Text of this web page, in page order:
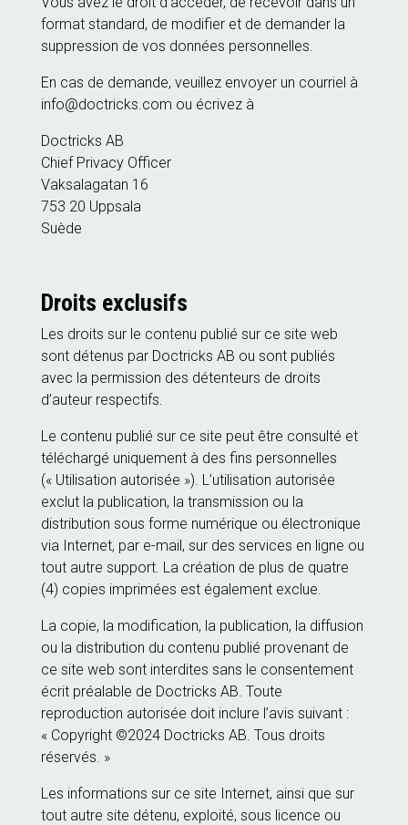
format standard, de modifier et de demander la
suppression de vos données personnelles.
En cas de demande, veuillez envoyer un courriel à
info@doctricks.com ou écrivez à
Doctricks AB
Chief Privacy Officer
Vaksalagatan 16
753 20 Uppsala
Suède
Droits exclusifs
Les droits sur le contenu publié sur ce site web
sont détenus par Doctricks AB ou sont publiés
avec la permission des détenteurs de droits
d’auteur respectifs.
Le contenu publié sur ce site peut être consulté et
téléchargé uniquement à des fins personnelles
(« Utilisation autorisée »). L’utilisation autorisée
exclut la publication, la transmission ou la
distribution sous forme numérique ou électronique
via Internet, par e-mail, sur des services en ligne ou
tout autre support. La création de plus de quatre
(4) copies imprimées est également exclue.
La copie, la modification, la publication, la diffusion
ou la distribution du contenu publié provenant de
ce site web sont interdites sans le consentement
écrit préalable de Doctricks AB. Toute
reproduction autorisée doit inclure l’avis suivant :
« Copyright ©2024 Doctricks AB. Tous droits
réservés. »
Les informations sur ce site Internet, ainsi que sur
tout autre site détenu, exploité, sous licence ou